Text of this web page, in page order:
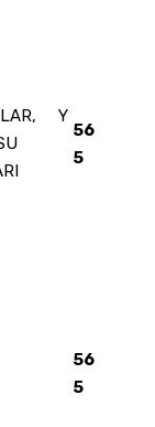
Y
56
5
56
5